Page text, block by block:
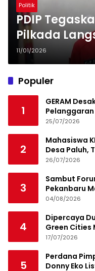
Politik
PDIP
Pilkada
Wacana
11/01/2026
Populer
1
GERAM
25/07/2026
2
Mahasiswa
Desa Paluh,
dan Aksi
26/07/2026
3
Sambut
Pekanbaru
04/08/2026
4
Dipercaya
Green Cities
17/07/2026
5
Perdana
Donny Eko